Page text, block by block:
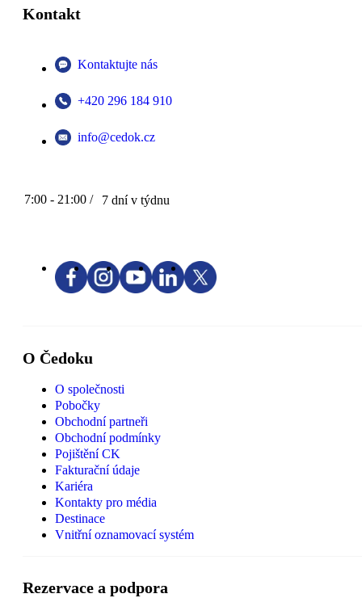
Kontakt
Kontaktujte nás
+420 296 184 910
info@cedok.cz
7:00 - 21:00 / 7 dní v týdnu
O Čedoku
O společnosti
Pobočky
Obchodní partneři
Obchodní podmínky
Pojištění CK
Fakturační údaje
Kariéra
Kontakty pro média
Destinace
Vnitřní oznamovací systém
Rezervace a podpora